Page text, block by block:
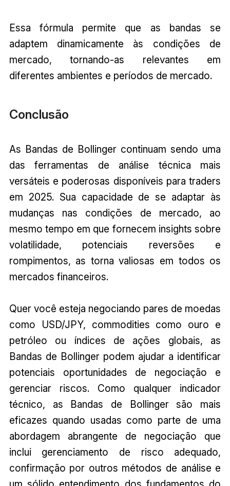
Essa fórmula permite que as bandas se
adaptem dinamicamente às condições de
mercado, tornando-as relevantes em
diferentes ambientes e períodos de mercado.
Conclusão
As Bandas de Bollinger continuam sendo uma
das ferramentas de análise técnica mais
versáteis e poderosas disponíveis para traders
em 2025. Sua capacidade de se adaptar às
mudanças nas condições de mercado, ao
mesmo tempo em que fornecem insights sobre
volatilidade, potenciais reversões e
rompimentos, as torna valiosas em todos os
mercados financeiros.
Quer você esteja negociando pares de moedas
como USD/JPY, commodities como ouro e
petróleo ou índices de ações globais, as
Bandas de Bollinger podem ajudar a identificar
potenciais oportunidades de negociação e
gerenciar riscos. Como qualquer indicador
técnico, as Bandas de Bollinger são mais
eficazes quando usadas como parte de uma
abordagem abrangente de negociação que
inclui gerenciamento de risco adequado,
confirmação por outros métodos de análise e